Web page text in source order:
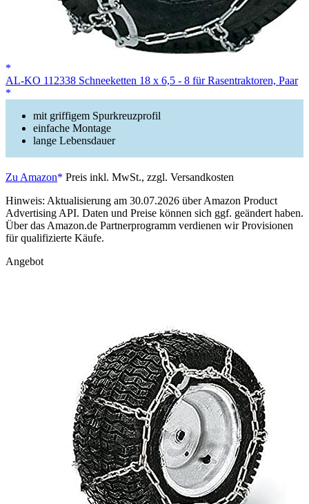
AL-KO 112338 Schneeketten 18 x 6,5 - 8 für Rasentraktoren, Paar
mit griffigem Spurkreuzprofil
einfache Montage
lange Lebensdauer
Zu Amazon
Preis inkl. MwSt., zzgl. Versandkosten
Hinweis: Aktualisierung am 30.07.2026 über Amazon Product
Advertising API. Daten und Preise können sich ggf. geändert haben.
Über das Amazon.de Partnerprogramm verdienen wir Provisionen
für qualifizierte Käufe.
Angebot